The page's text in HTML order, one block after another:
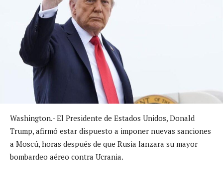
Washington.- El Presidente de Estados Unidos, Donald
Trump, afirmó estar dispuesto a imponer nuevas sanciones
a Moscú, horas después de que Rusia lanzara su mayor
bombardeo aéreo contra Ucrania.